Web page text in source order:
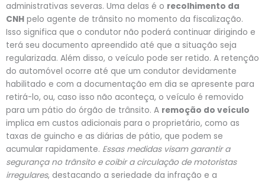
administrativas severas. Uma delas é o recolhimento da
CNH pelo agente de trânsito no momento da fiscalização.
Isso significa que o condutor não poderá continuar dirigindo e
terá seu documento apreendido até que a situação seja
regularizada. Além disso, o veículo pode ser retido. A retenção
do automóvel ocorre até que um condutor devidamente
habilitado e com a documentação em dia se apresente para
retirá-lo, ou, caso isso não aconteça, o veículo é removido
para um pátio do órgão de trânsito. A remoção do veículo
implica em custos adicionais para o proprietário, como as
taxas de guincho e as diárias de pátio, que podem se
acumular rapidamente. Essas medidas visam garantir a
segurança no trânsito e coibir a circulação de motoristas
irregulares, destacando a seriedade da infração e a